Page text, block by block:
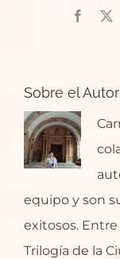
X
Sobre el
equipo y son
exitosos.
Trilogía de la